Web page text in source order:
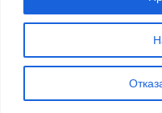
Авторсие права: © 2026